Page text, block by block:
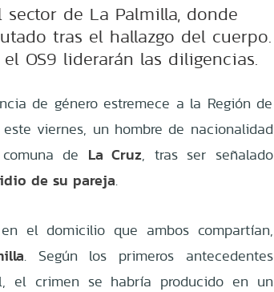
de La Palmilla, donde
tras el hallazgo del cuerpo.
OS9 liderarán las diligencias.
de género estremece a la Región de
viernes, un hombre de nacionalidad
de La Cruz, tras ser señalado
de su pareja.
el domicilio que ambos compartían,
. Según los primeros antecedentes
el crimen se habría producido en un